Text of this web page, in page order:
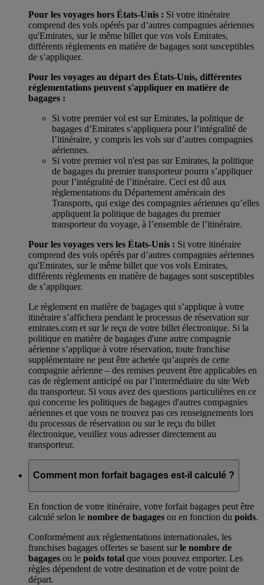
Pour les voyages hors États-Unis : Si votre itinéraire
comprend des vols opérés par d’autres compagnies aériennes
qu'Emirates, sur le même billet que vos vols Emirates,
différents règlements en matière de bagages sont susceptibles
de s’appliquer.
Pour les voyages au départ des États-Unis, différentes
réglementations peuvent s'appliquer en matière de
bagages :
Si votre premier vol est sur Emirates, la politique de
bagages d’Emirates s’appliquera pour l’intégralité de
l’itinéraire, y compris les vols sur d’autres compagnies
aériennes.
Si votre premier vol n'est pas sur Emirates, la politique
de bagages du premier transporteur pourra s’appliquer
pour l’intégralité de l’itinéraire. Ceci est dû aux
règlementations du Département américain des
Transports, qui exige des compagnies aériennes qu’elles
appliquent la politique de bagages du premier
transporteur du voyage, à l’ensemble de l’itinéraire.
Pour les voyages vers les États-Unis : Si votre itinéraire
comprend des vols opérés par d’autres compagnies aériennes
qu'Emirates, sur le même billet que vos vols Emirates,
différents règlements en matière de bagages sont susceptibles
de s’appliquer.
Le règlement en matière de bagages qui s’applique à votre
itinéraire s’affichera pendant le processus de réservation sur
emirates.com et sur le reçu de votre billet électronique. Si la
politique en matière de bagages d'une autre compagnie
aérienne s’applique à votre réservation, toute franchise
supplémentaire ne peut être achetée qu’auprès de cette
compagnie aérienne – des remises peuvent être applicables en
cas de règlement anticipé ou par l’intermédiaire du site Web
du transporteur. Si vous avez des questions particulières en ce
qui concerne les politiques de bagages d'autres compagnies
aériennes et que vous ne trouvez pas ces renseignements lors
du processus de réservation ou sur le reçu du billet
électronique, veuillez vous adresser directement au
transporteur.
Comment mon forfait bagages est-il calculé ?
En fonction de votre itinéraire, votre forfait bagages peut être
calculé selon le nombre de bagages ou en fonction du poids.
Conformément aux réglementations internationales, les
franchises bagages offertes se basent surle nombre de
bagages ou le poids total que vous pouvez emporter. Les
règles dépendent de votre destination et de votre point de
départ.